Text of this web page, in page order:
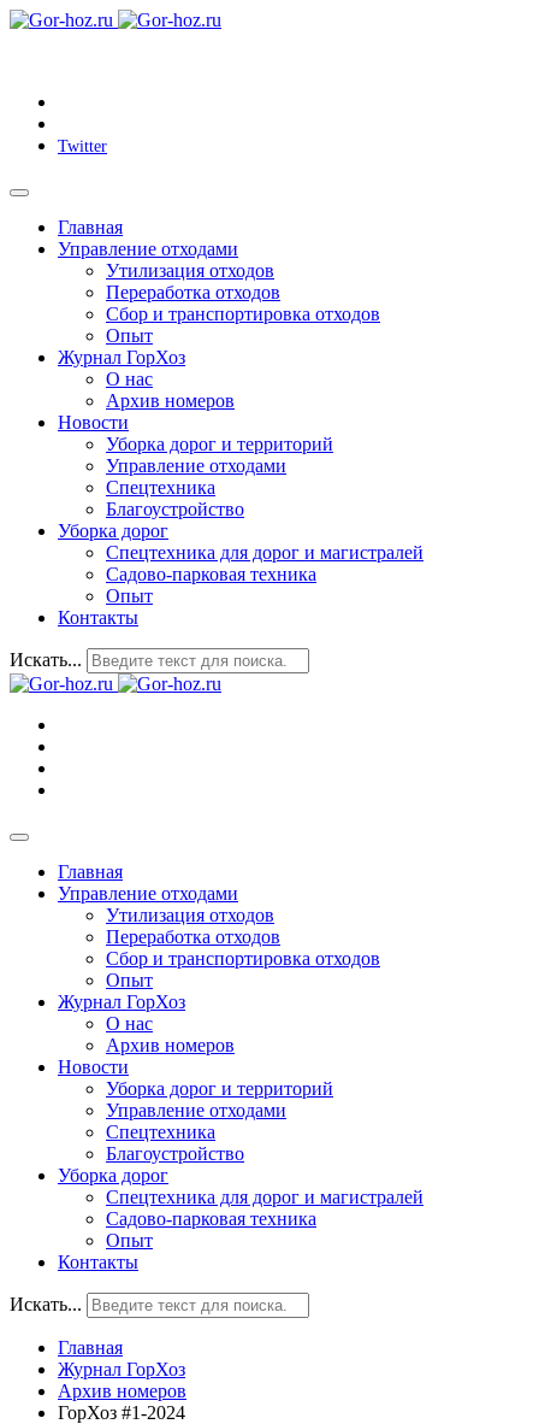
Twitter
Главная
Управление отходами
Утилизация отходов
Переработка отходов
Сбор и транспортировка отходов
Опыт
Журнал ГорХоз
О нас
Архив номеров
Новости
Уборка дорог и территорий
Управление отходами
Спецтехника
Благоустройство
Уборка дорог
Спецтехника для дорог и магистралей
Садово-парковая техника
Опыт
Контакты
Искать...
Главная
Управление отходами
Утилизация отходов
Переработка отходов
Сбор и транспортировка отходов
Опыт
Журнал ГорХоз
О нас
Архив номеров
Новости
Уборка дорог и территорий
Управление отходами
Спецтехника
Благоустройство
Уборка дорог
Спецтехника для дорог и магистралей
Садово-парковая техника
Опыт
Контакты
Искать...
Главная
Журнал ГорХоз
Архив номеров
ГорХоз #1-2024